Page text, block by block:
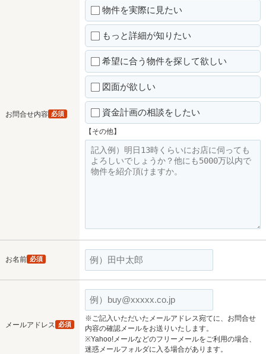
お問合せ内容 必須
物件を実際に見たい
もっと詳細が知りたい
希望に合う物件を探して欲しい
図面が欲しい
資金計画の相談をしたい
【その他】
お名前 必須
メールアドレス 必須
※ご記入いただいたメールアドレス宛てに、お問合せ
内容の確認メールをお送りいたします。
※Yahoo!メールなどのフリーメールをご利用の場合、
迷惑メールフォルダに入る場合があります。